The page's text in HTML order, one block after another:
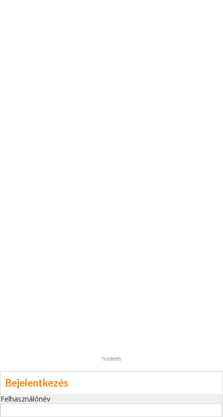
hirdetés
Bejelentkezés
Felhasználónév